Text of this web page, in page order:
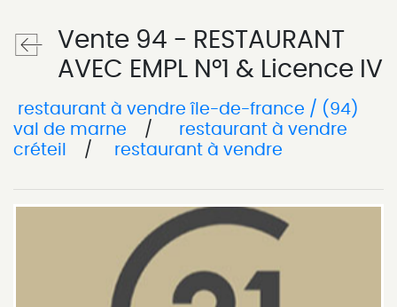
Vente 94 - RESTAURANT
AVEC EMPL N°1 & Licence IV
restaurant à vendre île-de-france / (94)
val de marne
/
restaurant à vendre
créteil
/ restaurant à vendre